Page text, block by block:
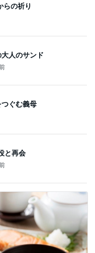
らの祈り
人のサンド
ぐむ義母
と再会